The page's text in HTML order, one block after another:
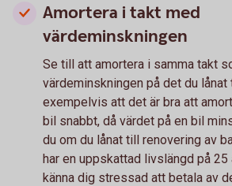
Amortera i takt med
värdeminskningen
Se till att amortera i samma takt
värdeminskningen på det du
exempelvis att det är bra att
bil snabbt, då värdet på en bil
du om du lånat till renovering av
har en uppskattad livslängd på 25
känna dig stressad att betala av